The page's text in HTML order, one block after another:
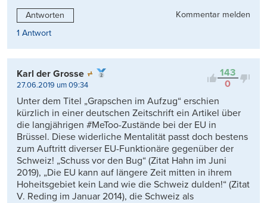
Antworten
Kommentar melden
1 Antwort
143
0
Karl der Grosse
27.06.2019 um 09:34
Unter dem Titel „Grapschen im Aufzug“ erschien
kürzlich in einer deutschen Zeitschrift ein Artikel über
die langjährigen #MeToo-Zustände bei der EU in
Brüssel. Diese widerliche Mentalität passt doch bestens
zum Auftritt diverser EU-Funktionäre gegenüber der
Schweiz! „Schuss vor den Bug“ (Zitat Hahn im Juni
2019), „Die EU kann auf längere Zeit mitten in ihrem
Hoheitsgebiet kein Land wie die Schweiz dulden!“ (Zitat
V. Reding im Januar 2014), die Schweiz als